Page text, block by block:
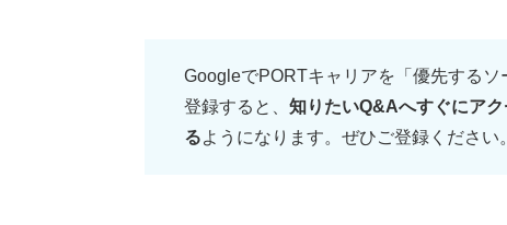
GoogleでPORTキャリアを「優先するソ
登録すると、 知りたいQ&Aへすぐにアク
るようになります。ぜひご登録ください。